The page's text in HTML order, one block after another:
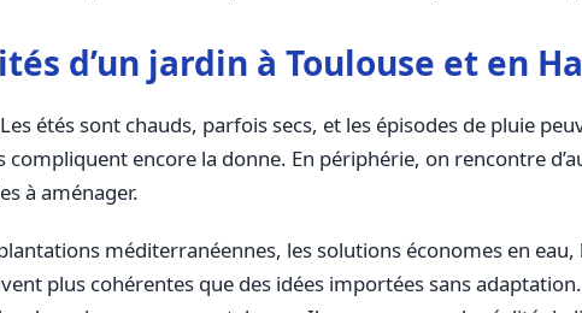
d’un jardin à Toulouse et en
étés sont chauds, parfois secs, et les épisodes de pluie
encore la donne. En périphérie, on rencontre
à aménager.
méditerranéennes, les solutions économes en
plus cohérentes que des idées importées sans